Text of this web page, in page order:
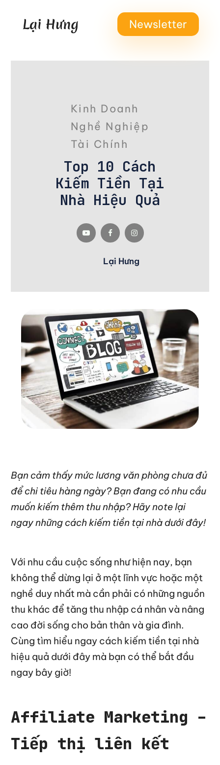
Newsletter
Kinh Doanh
Nghề Nghiệp
Tài Chính
Top 10 Cách
Kiếm Tiền Tại
Nhà Hiệu Quả
Lại Hưng
Bạn cảm thấy mức lương văn phòng chưa đủ
để chi tiêu hàng ngày? Bạn đang có nhu cầu
muốn kiếm thêm thu nhập? Hãy note lại
ngay những cách kiếm tiền tại nhà dưới đây!
Với nhu cầu cuộc sống như hiện nay, bạn
không thể dừng lại ở một lĩnh vực hoặc một
nghề duy nhất mà cần phải có những nguồn
thu khác để tăng thu nhập cá nhân và nâng
cao đời sống cho bản thân và gia đình.
Cùng tìm hiểu ngay cách kiếm tiền tại nhà
hiệu quả dưới đây mà bạn có thể bắt đầu
ngay bây giờ!
Affiliate Marketing –
Tiếp thị liên kết